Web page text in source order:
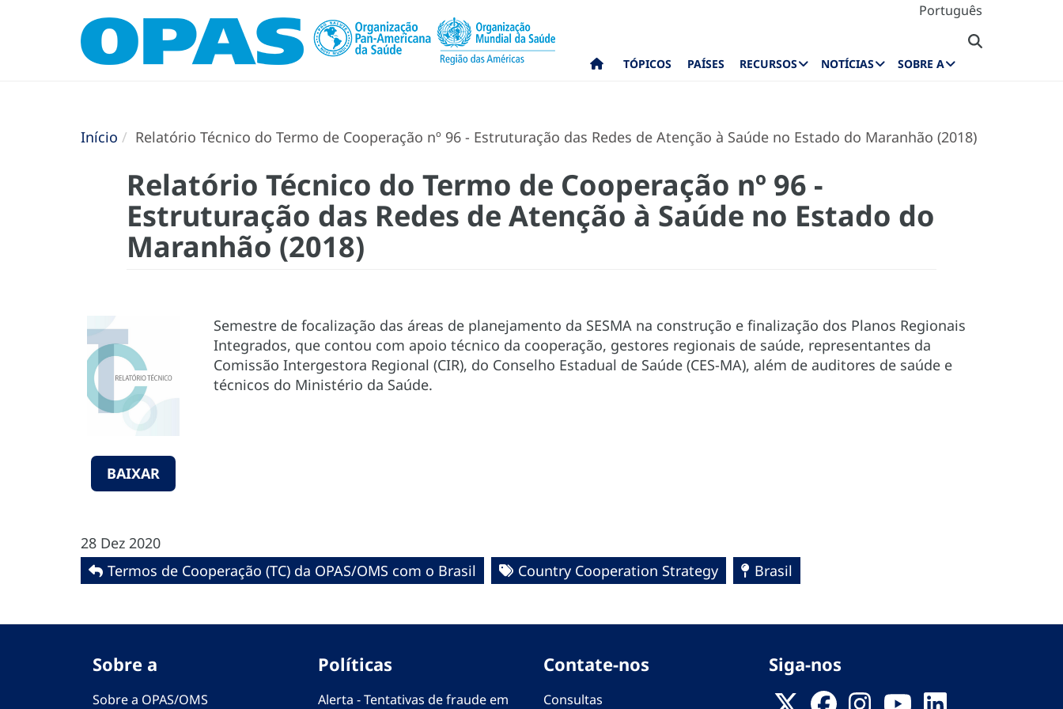
Português
TÓPICOS PAÍSES RECURSOS NOTÍCIAS SOBRE A
Início Relatório Técnico do Termo de Cooperação nº 96 - Estruturação das Redes de Atenção à Saúde no Estado do Maranhão (2018)
Relatório Técnico do Termo de Cooperação nº 96 -
Estruturação das Redes de Atenção à Saúde no Estado do
Maranhão (2018)
BAIXAR
Semestre de focalização das áreas de planejamento da SESMA na construção e finalização dos Planos Regionais
Integrados, que contou com apoio técnico da cooperação, gestores regionais de saúde, representantes da
Comissão Intergestora Regional (CIR), do Conselho Estadual de Saúde (CES-MA), além de auditores de saúde e
técnicos do Ministério da Saúde.
28 Dez 2020
Termos de Cooperação (TC) da OPAS/OMS com o Brasil
Country Cooperation Strategy Brasil
Sobre a
Sobre a OPAS/OMS
Políticas
Alerta - Tentativas de fraude em
Contate-nos
Consultas
Siga-nos